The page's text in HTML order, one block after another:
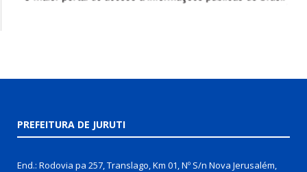
PREFEITURA DE JURUTI
End.: Rodovia pa 257, Translago, Km 01, Nº S/n Nova Jerusalém,